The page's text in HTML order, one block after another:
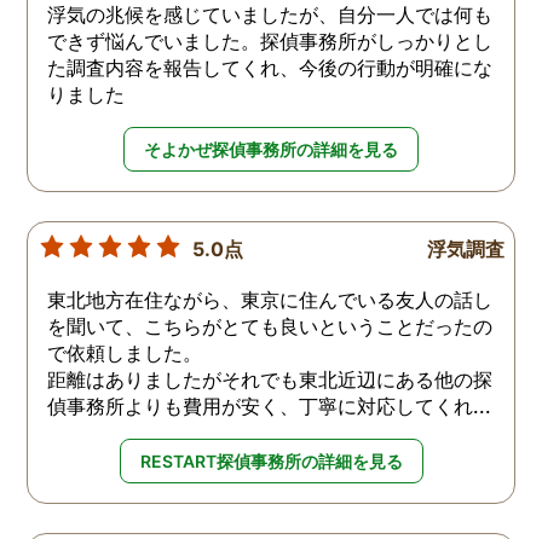
浮気の兆候を感じていましたが、自分一人では何も
できず悩んでいました。探偵事務所がしっかりとし
た調査内容を報告してくれ、今後の行動が明確にな
りました
そよかぜ探偵事務所の詳細を見る
5.0点 浮気調査
東北地方在住ながら、東京に住んでいる友人の話し
を聞いて、こちらがとても良いということだったの
で依頼しました。
距離はありましたがそれでも東北近辺にある他の探
偵事務所よりも費用が安く、丁寧に対応してくれ...
RESTART探偵事務所の詳細を見る